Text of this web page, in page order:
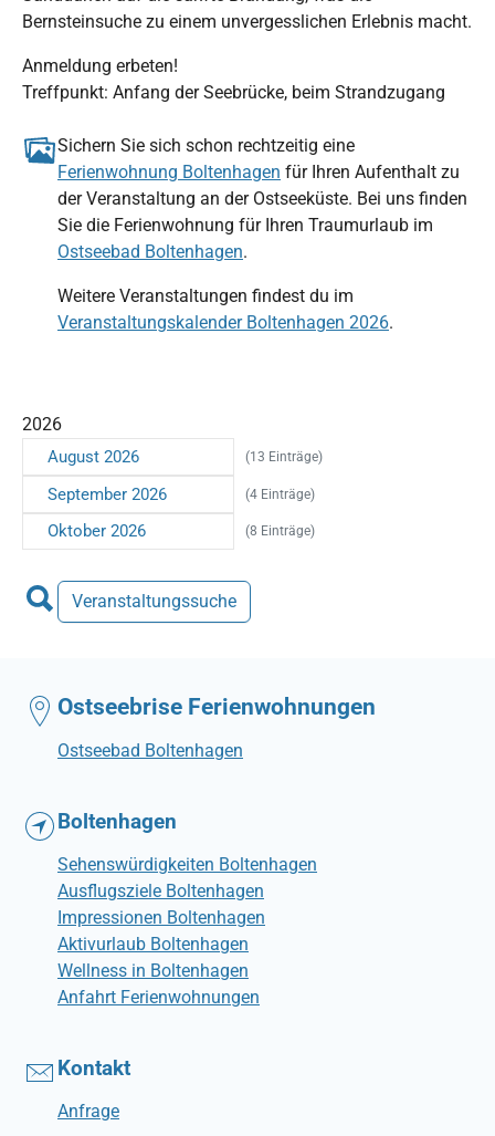
Bernsteinsuche zu einem unvergesslichen Erlebnis macht.
Anmeldung erbeten!
Treffpunkt: Anfang der Seebrücke, beim Strandzugang
Sichern Sie sich schon rechtzeitig eine
Ferienwohnung Boltenhagen für Ihren Aufenthalt zu
der Veranstaltung an der Ostseeküste. Bei uns finden
Sie die Ferienwohnung für Ihren Traumurlaub im
Ostseebad Boltenhagen.
Weitere Veranstaltungen findest du im
Veranstaltungskalender Boltenhagen 2026.
2026
August 2026 (13 Einträge)
September 2026 (4 Einträge)
Oktober 2026 (8 Einträge)
Veranstaltungssuche
Ostseebrise Ferienwohnungen
Ostseebad Boltenhagen
Boltenhagen
Sehenswürdigkeiten Boltenhagen
Ausflugsziele Boltenhagen
Impressionen Boltenhagen
Aktivurlaub Boltenhagen
Wellness in Boltenhagen
Anfahrt Ferienwohnungen
Kontakt
Anfrage